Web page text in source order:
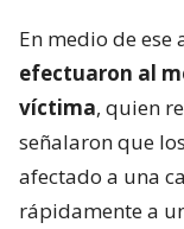
En medio de ese
efectuaron al
víctima, quien
señalaron que
afectado a una
rápidamente a